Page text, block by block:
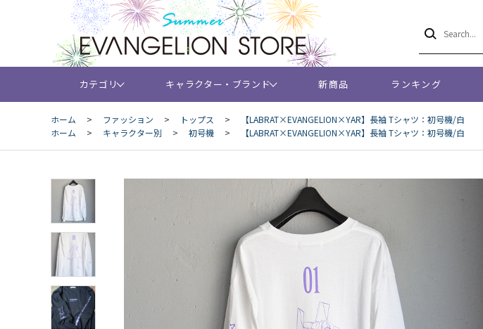
カテゴリ キャラクター・ブランド 新商品 ランキング
ホーム > ファッション > トップス >
【LABRAT×EVANGELION×YAR】長袖 Tシャツ：初号機/白
ホーム
> キャラクター別 > 初号機 > 【LABRAT×EVANGELION×YAR】長袖 Tシャツ：初号機/白